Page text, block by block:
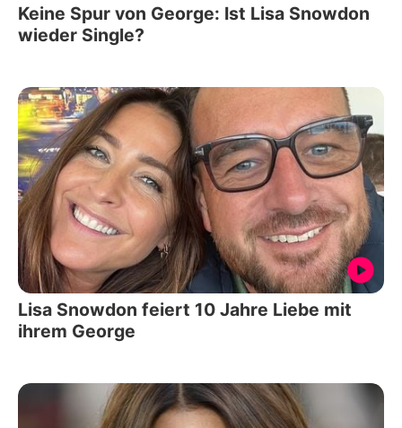
Keine Spur von George: Ist Lisa Snowdon
wieder Single?
Lisa Snowdon feiert 10 Jahre Liebe mit
ihrem George